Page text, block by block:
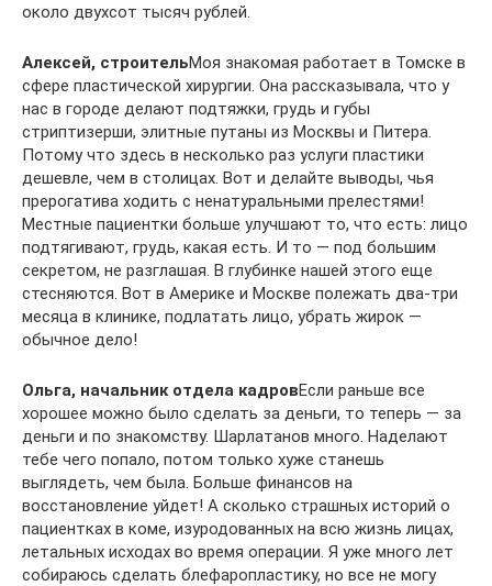
около двухсот тысяч рублей.
Алексей, строительМоя знакомая работает в Томске в
сфере пластической хирургии. Она рассказывала, что у
нас в городе делают подтяжки, грудь и губы
стриптизерши, элитные путаны из Москвы и Питера.
Потому что здесь в несколько раз услуги пластики
дешевле, чем в столицах. Вот и делайте выводы, чья
прерогатива ходить с ненатуральными прелестями!
Местные пациентки больше улучшают то, что есть: лицо
подтягивают, грудь, какая есть. И то — под большим
секретом, не разглашая. В глубинке нашей этого еще
стесняются. Вот в Америке и Москве полежать два-три
месяца в клинике, подлатать лицо, убрать жирок —
обычное дело!
Ольга, начальник отдела кадровЕсли раньше все
хорошее можно было сделать за деньги, то теперь — за
деньги и по знакомству. Шарлатанов много. Наделают
тебе чего попало, потом только хуже станешь
выглядеть, чем была. Больше финансов на
восстановление уйдет! А сколько страшных историй о
пациентках в коме, изуродованных на всю жизнь лицах,
летальных исходах во время операции. Я уже много лет
собираюсь сделать блефаропластику, но все не могу